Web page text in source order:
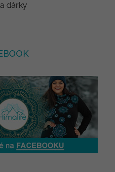
dárky